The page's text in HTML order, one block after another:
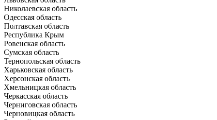
Николаевская область
Одесская область
Полтавская область
Республика Крым
Ровенская область
Сумская область
Тернопольская область
Харьковская область
Херсонская область
Хмельницкая область
Черкасская область
Черниговская область
Черновицкая область